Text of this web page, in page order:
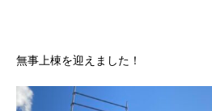
無事上棟を迎えました！